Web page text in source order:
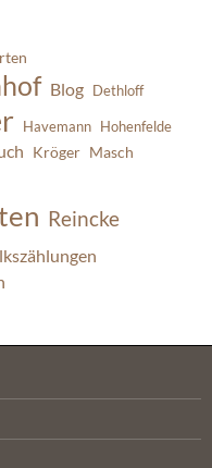
Blog Dethloff
Havemann Hohenfelde
Kröger Masch
Reincke